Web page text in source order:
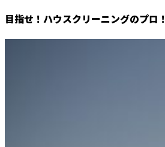
目指せ！ハウスクリーニングのプロ！